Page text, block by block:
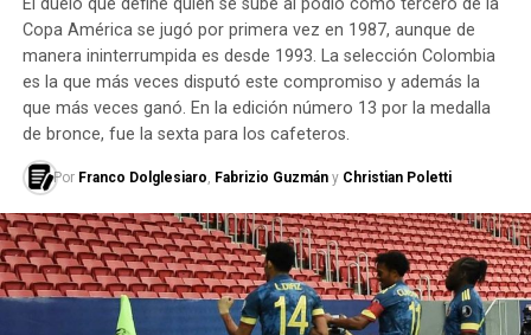
El duelo que define quién se sube al podio como tercero de la
Copa América se jugó por primera vez en 1987, aunque de
manera ininterrumpida es desde 1993. La selección Colombia
es la que más veces disputó este compromiso y además la
que más veces ganó. En la edición número 13 por la medalla
de bronce, fue la sexta para los cafeteros.
Por Franco Dolglesiaro, Fabrizio Guzmány Christian Poletti